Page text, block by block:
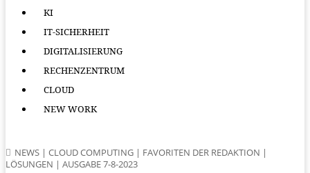
KI
IT-SICHERHEIT
DIGITALISIERUNG
RECHENZENTRUM
CLOUD
NEW WORK
NEWS | CLOUD COMPUTING | FAVORITEN DER REDAKTION |
LÖSUNGEN | AUSGABE 7-8-2023